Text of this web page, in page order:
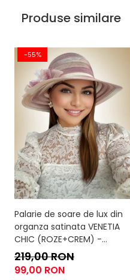
Produse similare
-55%
Palarie de soare de lux din
organza satinata VENETIA
CHIC (ROZE+CREM) -
marime unica, reglabila
219,00 RON
99,00 RON